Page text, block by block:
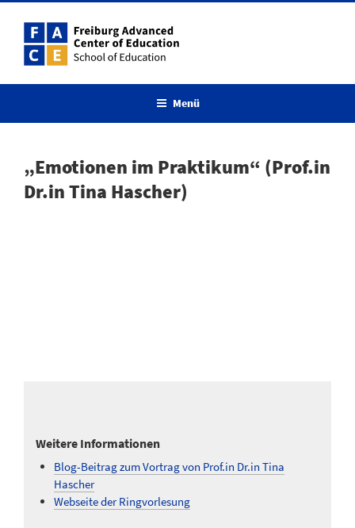
Menü
„Emotionen im Praktikum“ (Prof.in
Dr.in Tina Hascher)
Weitere Informationen
Blog-Beitrag zum Vortrag von Prof.in Dr.in Tina
Hascher
Webseite der Ringvorlesung